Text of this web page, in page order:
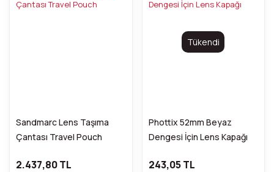
Sandmarc Lens Taşıma
Çantası Travel Pouch
2.437,80 TL
Tükendi
Phottix 52mm Beyaz
Dengesi İçin Lens Kapağı
243,05 TL